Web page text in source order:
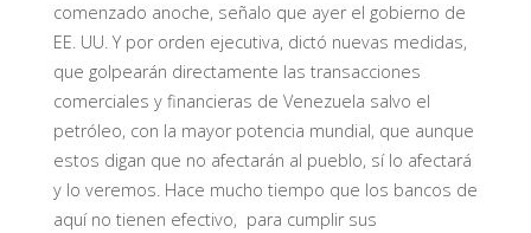
comenzado anoche, señalo que ayer el gobierno de
EE. UU. Y por orden ejecutiva, dictó nuevas medidas,
que golpearán directamente las transacciones
comerciales y financieras de Venezuela salvo el
petróleo, con la mayor potencia mundial, que aunque
estos digan que no afectarán al pueblo, sí lo afectará
y lo veremos. Hace mucho tiempo que los bancos de
aquí no tienen efectivo, para cumplir sus